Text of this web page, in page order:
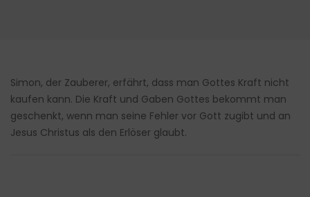
Simon, der Zauberer, erfährt, dass man Gottes Kraft nicht
kaufen kann. Die Kraft und Gaben Gottes bekommt man
geschenkt, wenn man seine Fehler vor Gott zugibt und an
Jesus Christus als den Erlöser glaubt.